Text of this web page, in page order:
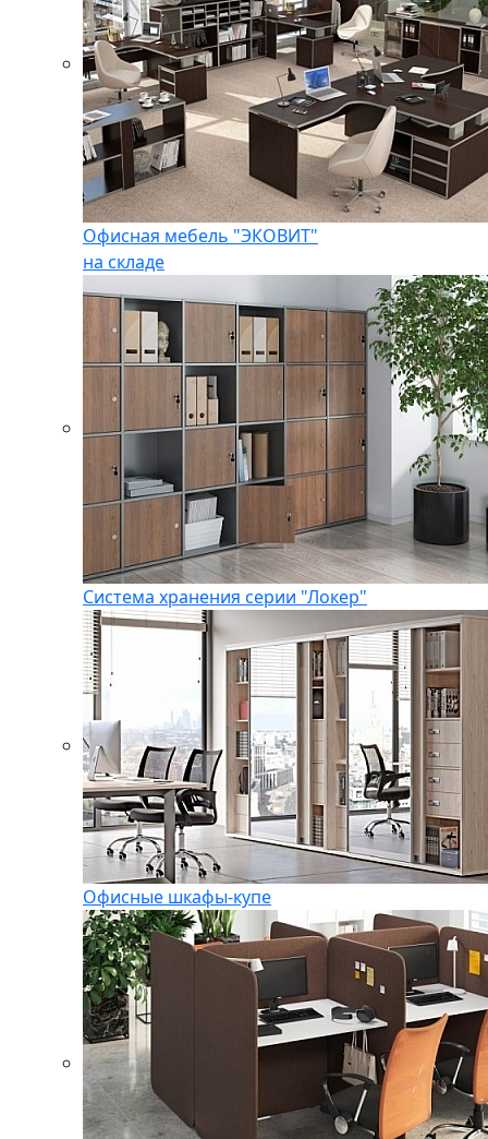
Офисная мебель "ЭКОВИТ"
на складе
Система хранения серии "Локер"
Офисные шкафы-купе